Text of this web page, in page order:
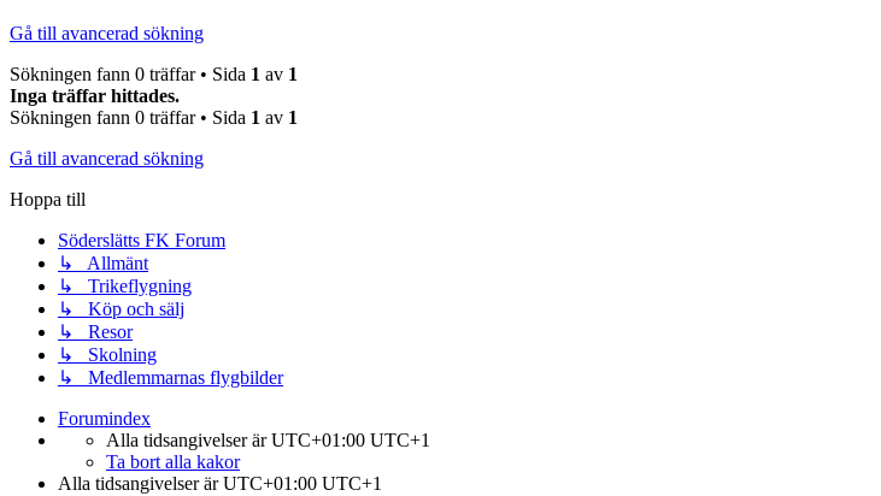
Gå till avancerad sökning
Sökningen fann 0 träffar • Sida 1 av 1
Inga träffar hittades.
Sökningen fann 0 träffar • Sida 1 av 1
Gå till avancerad sökning
Hoppa till
Söderslätts FK Forum
↳ Allmänt
↳ Trikeflygning
↳ Köp och sälj
↳ Resor
↳ Skolning
↳ Medlemmarnas flygbilder
Forumindex
Alla tidsangivelser är UTC+01:00 UTC+1
Ta bort alla kakor
Alla tidsangivelser är UTC+01:00 UTC+1